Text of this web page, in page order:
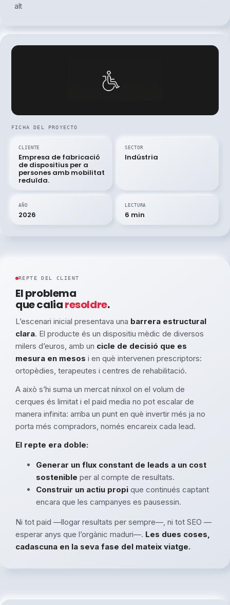
alt
FICHA DEL PROYECTO
CLIENTE
Empresa de fabricació
de dispositius per a
persones amb mobilitat
reduïda.
SECTOR
Indústria
AÑO
2026
LECTURA
6 min
REPTE DEL CLIENT
El problema
que caliaresoldre.
L’escenari inicial presentava una barrera estructural
clara. El producte és un dispositiu mèdic de diversos
milers d’euros, amb un cicle de decisió que es
mesura en mesos i en què intervenen prescriptors:
ortopèdies, terapeutes i centres de rehabilitació.
A això s’hi suma un mercat nínxol on el volum de
cerques és limitat i el paid media no pot escalar de
manera infinita: arriba un punt en què invertir més ja no
porta més compradors, només encareix cada lead.
El repte era doble:
Generar un flux constant de leads a un cost
sostenible per al compte de resultats.
Construir un actiu propi que continués captant
encara que les campanyes es pausessin.
Ni tot paid —llogar resultats per sempre—, ni tot SEO —
esperar anys que l’orgànic maduri—. Les dues coses,
cadascuna en la seva fase del mateix viatge.